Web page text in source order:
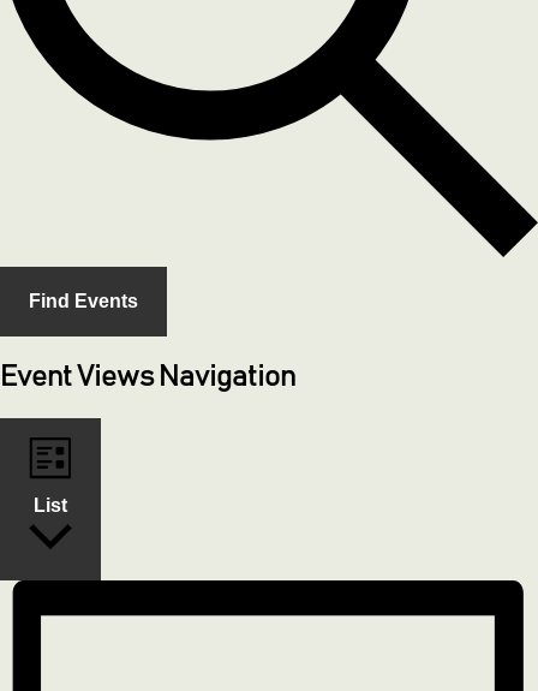
Find Events
Event Views Navigation
List